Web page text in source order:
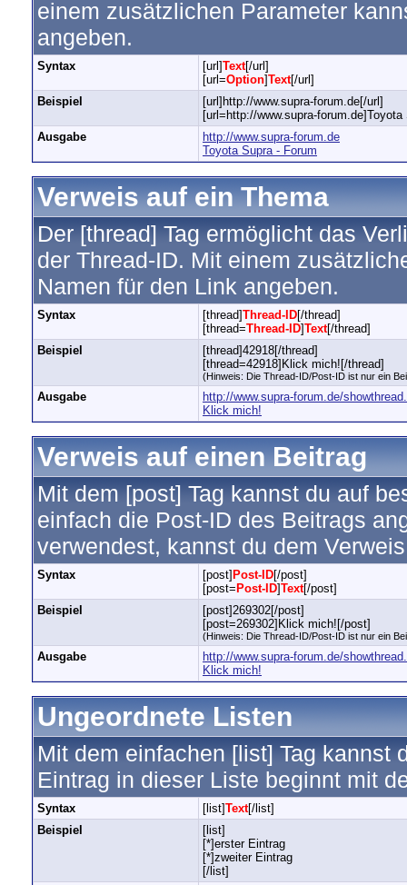
einem zusätzlichen Parameter
angeben.
Syntax [url]Text[/url]
[url=Option]Text[/url]
Beispiel
[url]http://www.supra-forum.de[/url]
[url=http://www.supra-
Ausgabe
http://www.supra-forum.de
Toyota Supra - Forum
Verweis auf ein Thema
Der [thread] Tag ermöglicht das
der Thread-ID. Mit einem
Namen für den Link angeben.
Syntax [thread]Thread-ID[/thread]
[thread=Thread-ID]Text[/thread]
Beispiel
[thread]42918[/thread]
[thread=42918]Klick mich![/thread]
(Hinweis: Die Thread-ID/Post-ID ist nur ein
Ausgabe
http://www.supra-forum.de/
Klick mich!
Verweis auf einen Beitrag
Mit dem [post] Tag kannst du auf
einfach die Post-ID des Beitrags
verwendest, kannst du dem
Syntax [post] Post-ID[/post]
[post= Post-ID]Text[/post]
Beispiel
[post]269302[/post]
[post=269302]Klick mich![/post]
(Hinweis: Die Thread-ID/Post-ID ist nur ein
Ausgabe
http://www.supra-forum.de/
Klick mich!
Ungeordnete Listen
Mit dem einfachen [list] Tag kannst
Eintrag in dieser Liste beginnt mit
Syntax [list]Text[/list]
Beispiel
[list]
[*]erster Eintrag
[*]zweiter Eintrag
[/list]